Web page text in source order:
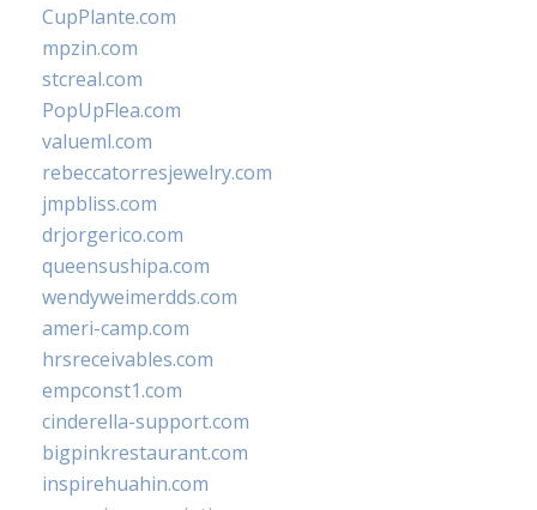
CupPlante.com
mpzin.com
stcreal.com
PopUpFlea.com
valueml.com
rebeccatorresjewelry.com
jmpbliss.com
drjorgerico.com
queensushipa.com
wendyweimerdds.com
ameri-camp.com
hrsreceivables.com
empconst1.com
cinderella-support.com
bigpinkrestaurant.com
inspirehuahin.com